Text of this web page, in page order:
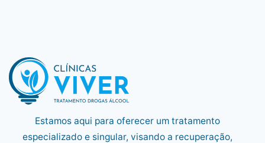
Estamos aqui para oferecer um tratamento
especializado e singular, visando a recuperação,